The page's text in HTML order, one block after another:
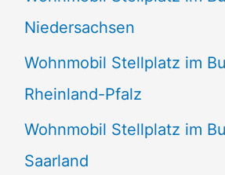
Niedersachsen
Wohnmobil Stellplatz im
Rheinland-Pfalz
Wohnmobil Stellplatz im
Saarland